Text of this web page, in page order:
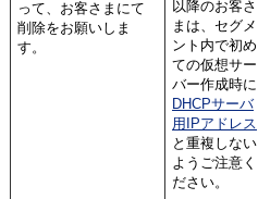
って、お客さまにて
削除をお願いしま
す。
以降のお客さ
まは、セグメ
ント内で初め
ての仮想サー
バー作成時に
DHCPサーバ
用IPアドレス
と重複しない
ようご注意く
ださい。